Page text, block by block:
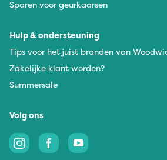
Sparen voor geurkaarsen
Hulp & ondersteuning
Tips voor het juist branden van
Zakelijke klant worden?
Summersale
Volg ons